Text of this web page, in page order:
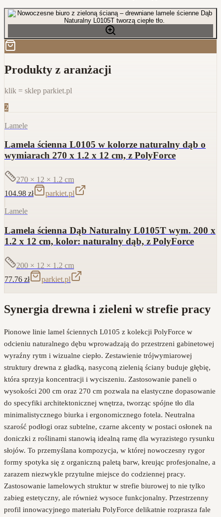
Produkty z aranżacji
klik = sklep parkiet.pl
2
Lamele
Lamela ścienna L0105 w kolorze naturalny dąb o
wymiarach 270 x 1.2 x 12 cm, z PolyForce
270 × 12 × 1.2 cm
104.98 zł parkiet.pl
Lamele
Lamela ścienna Dąb Naturalny L0105T wym. 200 x
1.2 x 12 cm, kolor: naturalny dąb, z PolyForce
200 × 12 × 1.2 cm
77.76 zł parkiet.pl
Synergia drewna i zieleni w strefie pracy
Pionowe linie lamel ściennych L0105 z kolekcji PolyForce w
odcieniu naturalnego dębu wprowadzają do przestrzeni gabinetowej
wyraźny rytm i wizualne ciepło. Zestawienie trójwymiarowej
struktury drewna z gładką, nasyconą zielenią ściany buduje głębię,
która sprzyja koncentracji i wyciszeniu. Zastosowanie paneli o
wysokości 200 cm oraz 270 cm pozwala na elastyczne dopasowanie
do specyfiki architektonicznej wnętrza, tworząc spójne tło dla
minimalistycznego biurka i ergonomicznego fotela. Neutralna
szarość podłogi oraz subtelne, czarne akcenty w postaci osłonek na
doniczki z roślinami stanowią idealną ramę dla wyrazistego rysunku
słojów. To przemyślana kompozycja, w której nowoczesny rygor
formy spotyka się z organiczną paletą barw, kreując profesjonalne, a
zarazem niezwykle przytulne miejsce do codziennej pracy.
Zastosowanie lamelowych struktur w strefie biurowej to nie tylko
zabieg estetyczny, ale również wysoce funkcjonalny. Przestrzenny
profil innowacyjnego materiału PolyForce delikatnie rozprasza fale